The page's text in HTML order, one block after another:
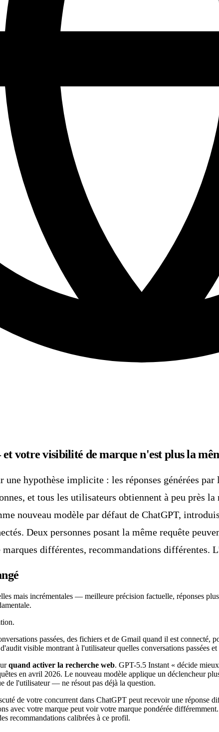
votre visibilité de marque n'est plus la
une hypothèse implicite : les réponses générées
et tous les utilisateurs obtiennent à peu près
nouveau modèle par défaut de ChatGPT,
Deux personnes posant la même requête
différentes, recommandations différentes.
mais incrémentales — meilleure précision factuelle, réponses
passées, des fichiers et de Gmail quand il est connecté,
visible montrant à l'utilisateur quelles conversations passées
quand activer la recherche web. GPT-5.5 Instant « décide
en avril 2026. Le nouveau modèle applique un déclencheur
de l'utilisateur — ne résout pas déjà la question.
de votre concurrent dans ChatGPT peut recevoir une réponse
avec votre marque peut voir votre marque pondérée
recommandations calibrées à ce profil.